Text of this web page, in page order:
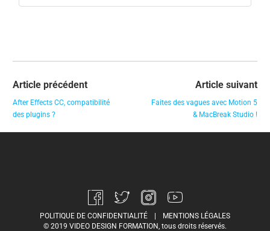
Article précédent
After Effects CC, compatibilité
des plugins ?
Article suivant
Faites des vagues avec Motion 5
& MacBreak Studio !
POLITIQUE DE CONFIDENTIALITÉ |
MENTIONS LÉGALES
© 2019 VIDEO DESIGN FORMATION, tous droits réservés.